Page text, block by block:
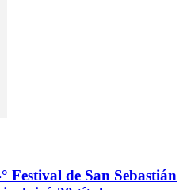
Festival de San Sebastián